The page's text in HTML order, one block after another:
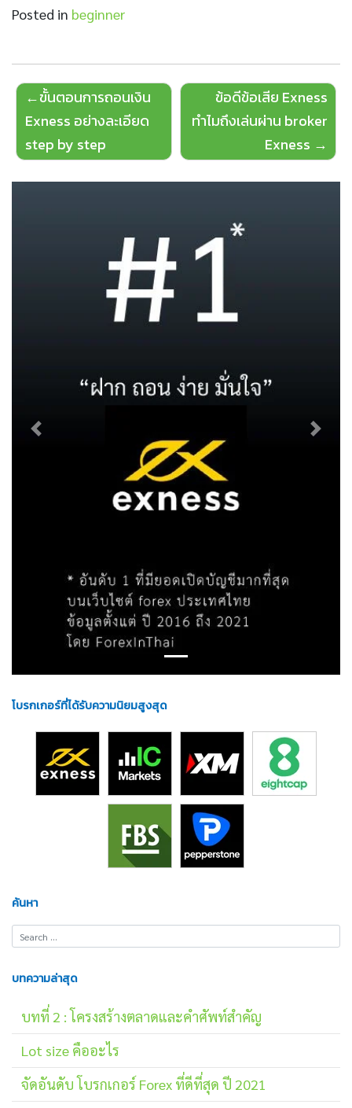
Posted in beginner
Post
navigation
ขั้นตอนการถอนเงิน
Exness อย่างละเอียด
step by step
ข้อดีข้อเสีย Exness
ทำไมถึงเล่นผ่าน broker
Exness
Previous Next
โบรกเกอร์ที่ได้รับความนิยมสูงสุด
ค้นหา
บทความล่าสุด
บทที่ 2 : โครงสร้างตลาดและคำศัพท์สำคัญ
Lot size คืออะไร
จัดอันดับ โบรกเกอร์ Forex ที่ดีที่สุด ปี 2021